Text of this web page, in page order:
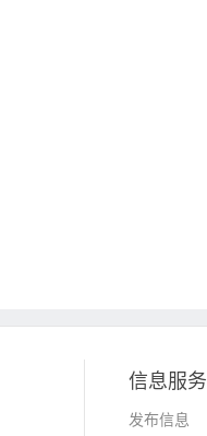
信息服务
发布信息